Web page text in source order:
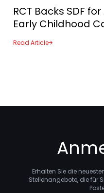
RCT Backs SDF
Early Childhood
Read Article
Erhalten Sie die
Stellenangebote, die für